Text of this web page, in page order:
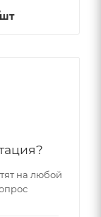
на любой